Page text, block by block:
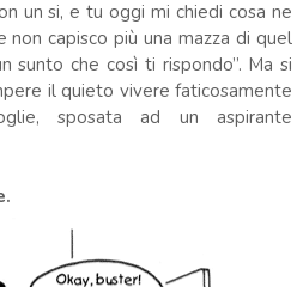
un si, e tu oggi mi chiedi cosa ne
capisco più una mazza di quel
sunto che così ti rispondo”. Ma si
il quieto vivere faticosamente
sposata ad un aspirante